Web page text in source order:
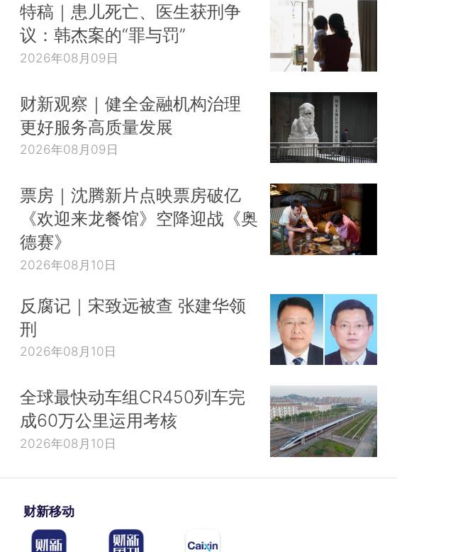
特稿｜患儿死亡、医生获刑争
议：韩杰案的“罪与罚”
2026年08月09日
财新观察｜健全金融机构治理
更好服务高质量发展
2026年08月09日
票房｜沈腾新片点映票房破亿
《欢迎来龙餐馆》空降迎战《奥
德赛》
2026年08月10日
反腐记｜宋致远被查 张建华领
刑
2026年08月10日
全球最快动车组CR450列车完
成60万公里运用考核
2026年08月10日
财新移动